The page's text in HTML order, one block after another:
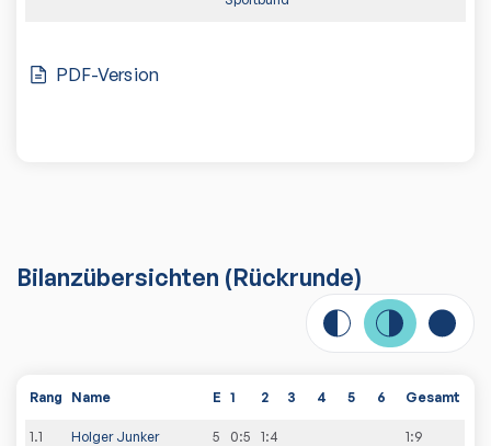
PDF-Version
Bilanzübersichten (Rückrunde)
Rang Name E 1 2 3 4 5 6 Gesamt
1.1 Holger Junker 5 0:5 1:4 1:9